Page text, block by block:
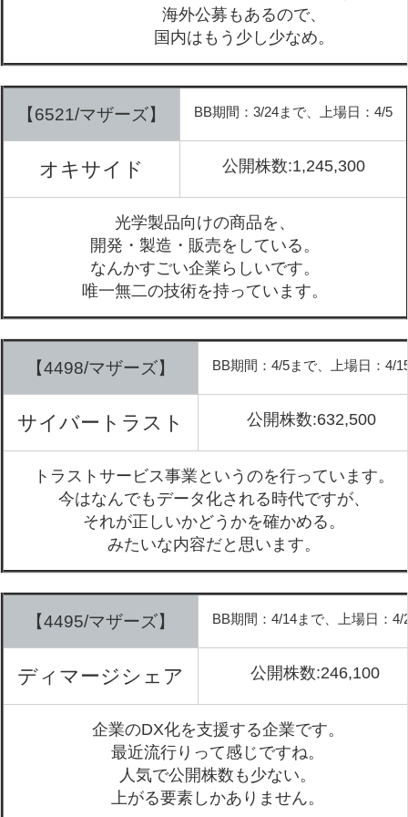
海外公募もあるので、
国内はもう少し少なめ。
【6521/マザーズ】 BB期間：3/24まで、上場日：4/5
オキサイド 公開株数:1,245,300
光学製品向けの商品を、
開発・製造・販売をしている。
なんかすごい企業らしいです。
唯一無二の技術を持っています。
【4498/マザーズ】 BB期間：4/5まで、上場日：4/
サイバートラスト 公開株数:632,500
トラストサービス事業というのを行っています。
今はなんでもデータ化される時代ですが、
それが正しいかどうかを確かめる。
みたいな内容だと思います。
【4495/マザーズ】 BB期間：4/14まで、上場日：4/
ディマージシェア 公開株数:246,100
企業のDX化を支援する企業です。
最近流行りって感じですね。
人気で公開株数も少ない。
上がる要素しかありません。